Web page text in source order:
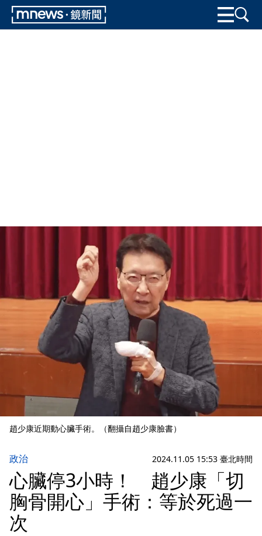
趙少康近期動心臟手術。（翻攝自趙少康臉書）
政治 2024.11.05 15:53 臺北時間
心臟停3小時！ 趙少康「切
胸骨開心」手術：等於死過一
次